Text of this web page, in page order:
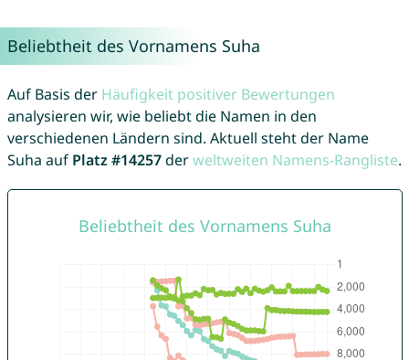
Beliebtheit des Vornamens Suha
Auf Basis der Häufigkeit positiver Bewertungen
analysieren wir, wie beliebt die Namen in den
verschiedenen Ländern sind. Aktuell steht der Name
Suha auf Platz #14257derweltweiten Namens-Rangliste.